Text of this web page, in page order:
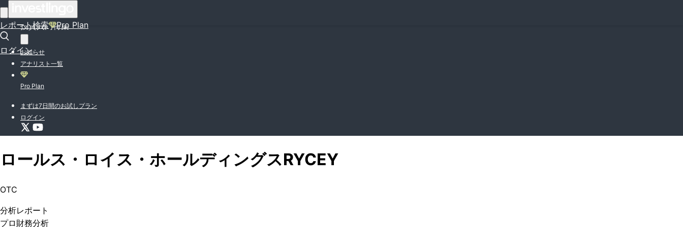
レポート検索 Pro Plan
ログイン
投資入門特集
お知らせ
アナリスト一覧
Pro Plan
まずは7日間のお試しプラン
ログイン
ロールス・ロイス・ホールディングスRYCEY
OTC
分析レポート
プロ 財務分析